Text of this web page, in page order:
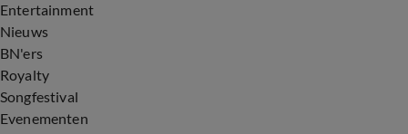
Entertainment
Nieuws
BN'ers
Royalty
Songfestival
Evenementen